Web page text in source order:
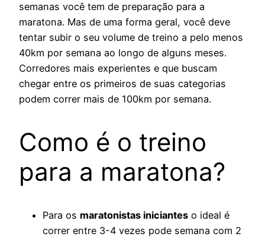
semanas você tem de preparação para a
maratona. Mas de uma forma geral, você deve
tentar subir o seu volume de treino a pelo menos
40km por semana ao longo de alguns meses.
Corredores mais experientes e que buscam
chegar entre os primeiros de suas categorias
podem correr mais de 100km por semana.
Como é o treino
para a maratona?
Para os maratonistas iniciantes o ideal é
correr entre 3-4 vezes pode semana com 2